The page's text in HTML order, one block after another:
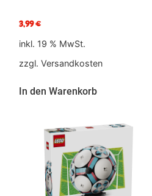
3,99€
inkl. 19 % MwSt.
zzgl.Versandkosten
In den Warenkorb